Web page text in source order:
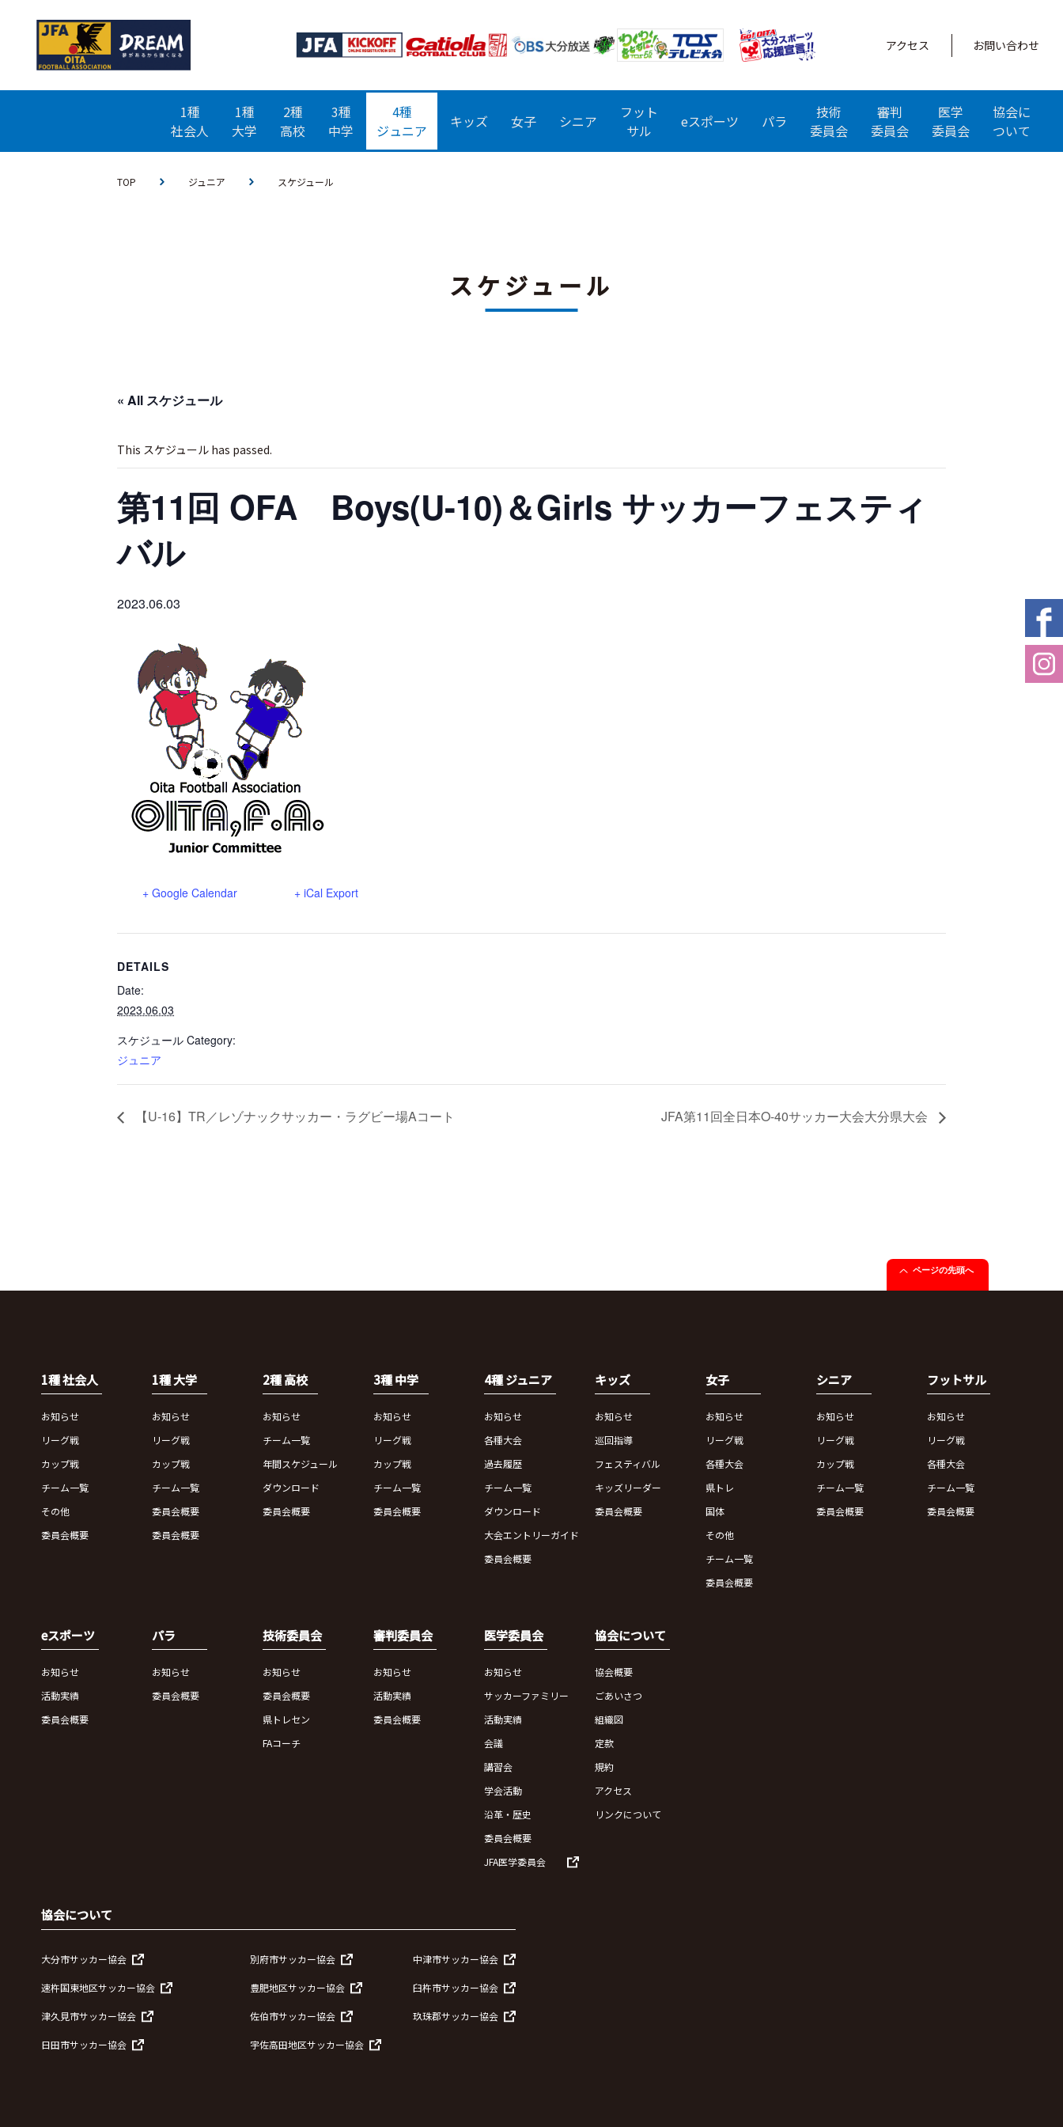
アクセス お問い合わせ
1種
社会人
1種
大学
2種
高校
3種
中学
4種
ジュニア
キッズ 女子 シニア
フット
サル
eスポーツ パラ
技術
委員会
審判
委員会
医学
委員会
協会に
ついて
TOP ジュニア スケジュール
スケジュール
« All スケジュール
This スケジュール has passed.
第11回 OFA Boys(U-10)＆Girls サッカーフェスティ
バル
2023.06.03
+ Google Calendar + iCal Export
DETAILS
Date:
2023.06.03
スケジュール Category:
ジュニア
【U-16】TR／レゾナックサッカー・ラグビー場Aコート JFA第11回全日本O-40サッカー大会大分県大会
ページの先頭へ
1種 社会人
お知らせ
リーグ戦
カップ戦
チーム一覧
その他
委員会概要
1種 大学
お知らせ
リーグ戦
カップ戦
チーム一覧
委員会概要
委員会概要
2種 高校
お知らせ
チーム一覧
年間スケジュール
ダウンロード
委員会概要
3種 中学
お知らせ
リーグ戦
カップ戦
チーム一覧
委員会概要
4種 ジュニア
お知らせ
各種大会
過去履歴
チーム一覧
ダウンロード
大会エントリーガイド
委員会概要
キッズ
お知らせ
巡回指導
フェスティバル
キッズリーダー
委員会概要
女子
お知らせ
リーグ戦
各種大会
県トレ
国体
その他
チーム一覧
委員会概要
シニア
お知らせ
リーグ戦
カップ戦
チーム一覧
委員会概要
フットサル
お知らせ
リーグ戦
各種大会
チーム一覧
委員会概要
eスポーツ
お知らせ
活動実績
委員会概要
パラ
お知らせ
委員会概要
技術委員会
お知らせ
委員会概要
県トレセン
FAコーチ
審判委員会
お知らせ
活動実績
委員会概要
医学委員会
お知らせ
サッカーファミリー
活動実績
会議
講習会
学会活動
沿革・歴史
委員会概要
JFA医学委員会
協会について
協会概要
ごあいさつ
組織図
定款
規約
アクセス
リンクについて
協会について
大分市サッカー協会 別府市サッカー協会 中津市サッカー協会
速杵国東地区サッカー協会 豊肥地区サッカー協会 臼杵市サッカー協会
津久見市サッカー協会 佐伯市サッカー協会 玖珠郡サッカー協会
日田市サッカー協会 宇佐高田地区サッカー協会